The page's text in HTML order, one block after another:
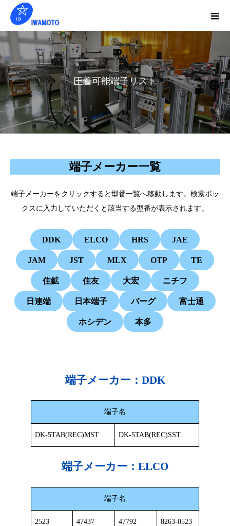
圧着可能端子リスト
端子メーカー一覧
端子メーカーをクリックすると型番一覧へ移動します。検索ボッ
クスに入力していただくと該当する型番が表示されます。
DDK ELCO HRS JAE
JAM JST MLX OTP TE
住鉱 住友 大宏 ニチフ
日連端 日本端子 バーグ 富士通
ホシデン 本多
端子メーカー：DDK
端子名
DK-5TAB(REC)MST DK-5TAB(REC)SST
端子メーカー： ELCO
端子名
2523 47437 47792 8263-0523